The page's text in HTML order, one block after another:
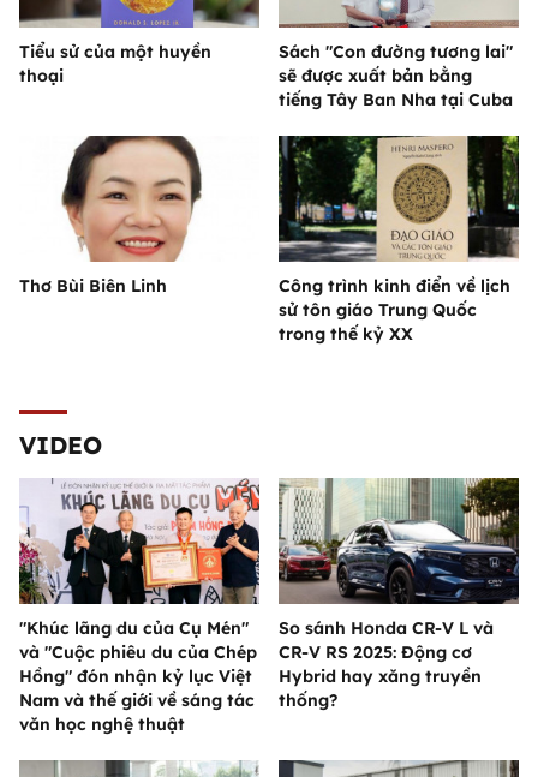
Tiểu sử của một huyền
thoại
Sách "Con đường tương lai"
sẽ được xuất bản bằng
tiếng Tây Ban Nha tại Cuba
Thơ Bùi Biên Linh
Công trình kinh điển về lịch
sử tôn giáo Trung Quốc
trong thế kỷ XX
VIDEO
"Khúc lãng du của Cụ Mén"
và "Cuộc phiêu du của Chép
Hồng" đón nhận kỷ lục Việt
Nam và thế giới về sáng tác
văn học nghệ thuật
So sánh Honda CR-V L và
CR-V RS 2025: Động cơ
Hybrid hay xăng truyền
thống?